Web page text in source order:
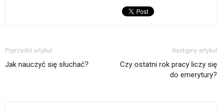
Poprzedni artykuł
Jak nauczyć się słuchać?
Następny artykuł
Czy ostatni rok pracy liczy się
do emerytury?